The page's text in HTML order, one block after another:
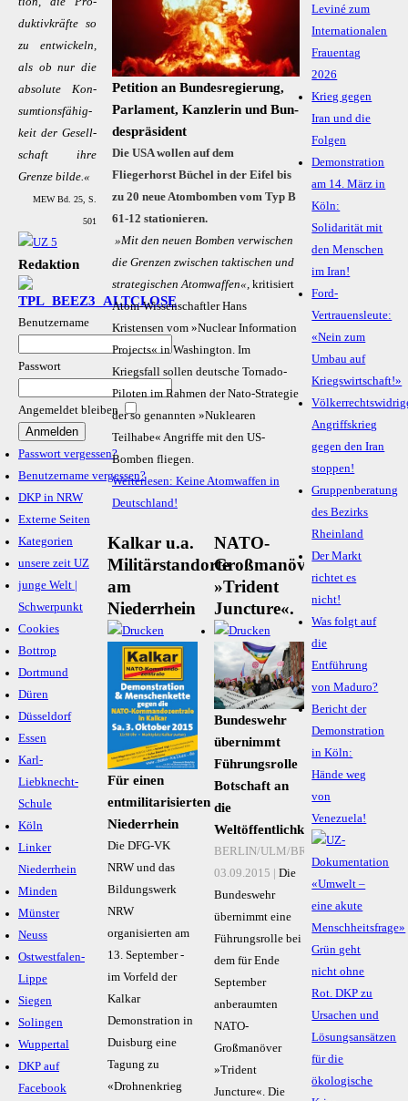
duk­­ti­v­kräf­te so
zu ent­wi­ckeln,
als ob nur die
ab­so­lu­te Kon­­
sum­­ti­ons­­­fä­hi­g­
keit der Ge­sel­l­­
schaft ih­re
Gren­ze bil­de.«
MEW Bd. 25, S.
501
Redaktion
Benutzername
Passwort
Angemeldet bleiben
Passwort vergessen?
Benutzername vergessen?
DKP in NRW
Externe Seiten
Kategorien
unsere zeit UZ
junge Welt |
Schwerpunkt
Cookies
Bottrop
Dortmund
Düren
Düsseldorf
Essen
Karl-
Liebknecht-
Schule
Köln
Linker
Niederrhein
Minden
Münster
Neuss
Ostwestfalen-
Lippe
Siegen
Solingen
Wuppertal
DKP auf
Facebook
Pe­ti­ti­on an Bun­des­re­gierung,
Par­la­ment, Kanz­le­rin und Bun­
des­prä­si­dent
Die USA wollen auf dem
Fliegerhorst Büchel in der Eifel bis
zu 20 neue Atombomben vom Typ B
61-12 stationieren.
»Mit den neuen Bomben verwischen
die Grenzen zwischen taktischen und
strategischen Atomwaffen«,kritisiert
Atom-Wissenschaftler Hans
Kristensen vom »Nuclear Information
Projects« in Washington. Im
Kriegsfall sollen deutsche Tornado-
Piloten im Rahmen der Nato-Strategie
der so genannten »Nuklearen
Teilhabe« Angriffe mit den US-
Bomben fliegen.
Weiterlesen: Keine Atomwaffen in
Deutschland!
Kalkar u.a.
Militärstandorte
am
Niederrhein
Für einen
entmilitarisierten
Niederrhein
Die DFG-VK
NRW und das
Bildungswerk
NRW
organisierten am
13. September -
im Vorfeld der
Kalkar
Demonstration in
Duisburg eine
Tagung zu
«Drohnenkrieg
NATO-
Großmanöver
»Trident
Juncture«.
Bundeswehr
übernimmt
Führungsrolle
Botschaft an
die
Weltöffentlichkeit
BERLIN/ULM/BRUNSSUM,
03.09.2015 |
Die
Bundeswehr
übernimmt eine
Führungsrolle bei
dem für Ende
September
anberaumten
NATO-
Großmanöver
»Trident
Juncture«. Die
Leviné zum
Internationalen
Frauentag
2026
Krieg gegen
Iran und die
Folgen
Demonstration
am 14. März in
Köln:
Solidarität mit
den Menschen
im Iran!
Ford-
Vertrauensleute:
«Nein zum
Umbau auf
Kriegswirtschaft!»
Angriffskrieg
gegen den Iran
stoppen!
Gruppenberatung
des Bezirks
Rheinland
Der Markt
richtet es
nicht!
Was folgt auf
die
Entführung
von Maduro?
Bericht der
Demonstration
in Köln:
Hände weg
von
Venezuela!